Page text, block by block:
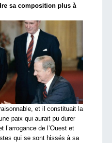
sa composition plus à
et il constituait la
paix qui aurait pu durer
l’arrogance de l’Ouest et
qui se sont hissés à sa